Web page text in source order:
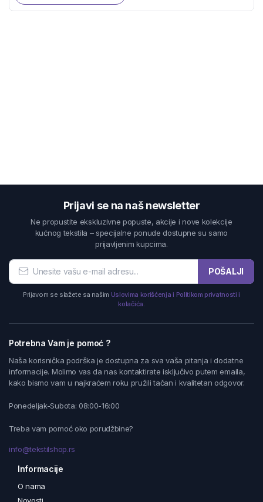
Prijavi se na naš newsletter
Ne propustite ekskluzivne popuste, akcije i nove kolekcije
kućnog tekstila – specijalne ponude dostupne su samo
prijavljenim kupcima.
POŠALJI
Prijavom se slažete sa našim Uslovima korišćenja i Politikom privatnosti i
kolačića.
Potrebna Vam je pomoć ?
Naša korisnička podrška je dostupna za sva vaša pitanja i dodatne
informacije. Molimo vas da nas kontaktirate isključivo putem emaila,
kako bismo vam u najkraćem roku pružili tačan i kvalitetan odgovor.
Ponedeljak-Subota: 08:00-16:00
Treba vam pomoć oko porudžbine?
info@tekstilshop.rs
Informacije
O nama